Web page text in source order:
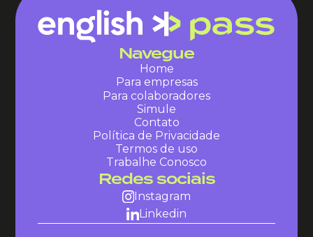
Navegue
Home
Para empresas
Para colaboradores
Simule
Contato
Política de Privacidade
Termos de uso
Trabalhe Conosco
Redes sociais
Instagram
Linkedin